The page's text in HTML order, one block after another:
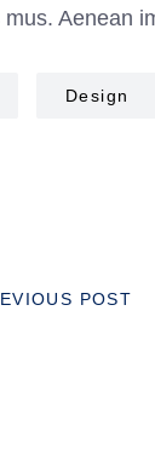
mus. Aenean
Design
POST